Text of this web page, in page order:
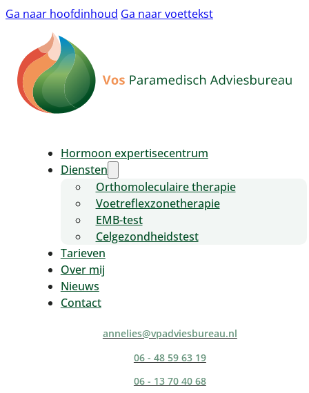
Ga naar hoofdinhoud Ga naar voettekst
Hormoon expertisecentrum
Diensten
Orthomoleculaire therapie
Voetreflexzonetherapie
EMB-test
Celgezondheidstest
Tarieven
Over mij
Nieuws
Contact
annelies@vpadviesbureau.nl
06 - 48 59 63 19
06 - 13 70 40 68